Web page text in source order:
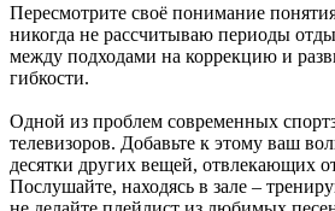
Пересмотрите своё понимание
никогда не рассчитываю периоды
между подходами на коррекцию и
гибкости.
Одной из проблем современных
телевизоров. Добавьте к этому ваш
десятки других вещей, отвлекающих
Послушайте, находясь в зале –